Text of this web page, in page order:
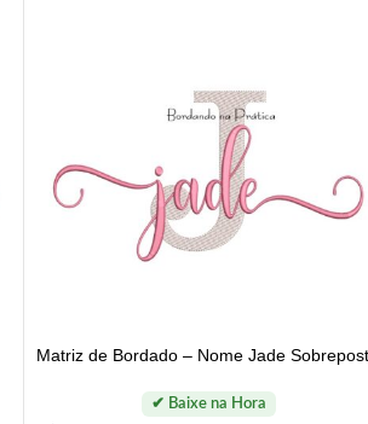
Matriz de Bordado – Nome Jade